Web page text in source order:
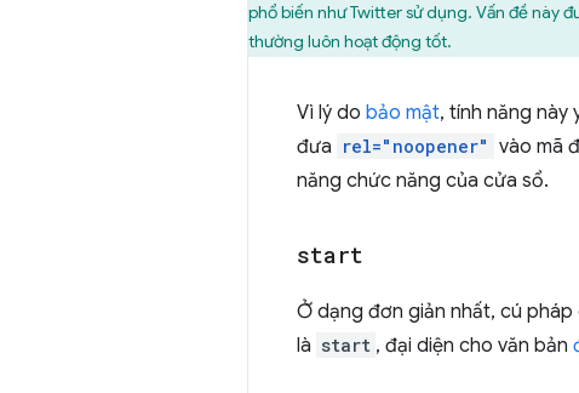
phổ biến như Twitter sử dụng. Vấn đề này
thường luôn hoạt động tốt.
Vì lý do bảo mật, tính năng này
đưa rel="noopener" vào mã
năng chức năng của cửa sổ.
start
Ở dạng đơn giản nhất, cú pháp
là start , đại diện cho văn bản